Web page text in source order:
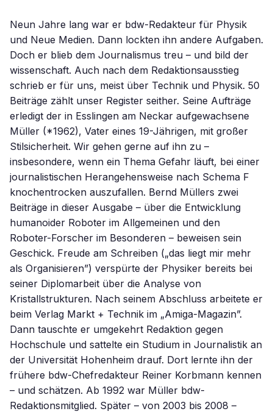
Neun Jahre lang war er bdw-Redakteur für Physik
und Neue Medien. Dann lockten ihn andere Aufgaben.
Doch er blieb dem Journalismus treu – und bild der
wissenschaft. Auch nach dem Redaktionsausstieg
schrieb er für uns, meist über Technik und Physik. 50
Beiträge zählt unser Register seither. Seine Aufträge
erledigt der in Esslingen am Neckar aufgewachsene
Müller (*1962), Vater eines 19-Jährigen, mit großer
Stilsicherheit. Wir gehen gerne auf ihn zu –
insbesondere, wenn ein Thema Gefahr läuft, bei einer
journalistischen Herangehensweise nach Schema F
knochentrocken auszufallen. Bernd Müllers zwei
Beiträge in dieser Ausgabe – über die Entwicklung
humanoider Roboter im Allgemeinen und den
Roboter-Forscher im Besonderen – beweisen sein
Geschick. Freude am Schreiben („das liegt mir mehr
als Organisieren”) verspürte der Physiker bereits bei
seiner Diplomarbeit über die Analyse von
Kristallstrukturen. Nach seinem Abschluss arbeitete er
beim Verlag Markt + Technik im „Amiga-Magazin”.
Dann tauschte er umgekehrt Redaktion gegen
Hochschule und sattelte ein Studium in Journalistik an
der Universität Hohenheim drauf. Dort lernte ihn der
frühere bdw-Chefredakteur Reiner Korbmann kennen
– und schätzen. Ab 1992 war Müller bdw-
Redaktionsmitglied. Später – von 2003 bis 2008 –